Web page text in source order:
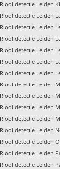
Riool detectie Leiden
Riool detectie Leiden
Riool detectie Leiden
Riool detectie Leiden
Riool detectie Leiden
Riool detectie Leiden
Riool detectie Leiden
Riool detectie Leiden
Riool detectie Leiden
Riool detectie Leiden
Riool detectie Leiden
Riool detectie Leiden
Riool detectie Leiden
Riool detectie Leiden
Riool detectie Leiden